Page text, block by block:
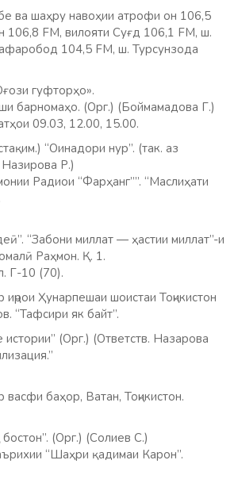
ва шаҳру навоҳии атрофи он 106,5
106,8 FM, вилояти Суғд 106,1 FM, ш.
104,5 FM, ш. Турсунзода
гуфторҳо».
барномаҳо. (Орг.) (Боймамадова Г.)
09.03, 12.00, 15.00.
“Оинадори нур”. (так. аз
Р.)
Радиои “Фарҳанг””. “Маслиҳати
“Забони миллат — ҳастии миллат”-и
Раҳмон. Қ. 1.
Г-10 (70).
Ҳунарпешаи шоистаи Тоҷикистон
“Тафсири як байт”.
истории” (Орг.) (Ответств. Назарова
баҳор, Ватан, Тоҷикистон.
бостон”. (Орг.) (Солиев С.)
“Шаҳри қадимаи Карон”.